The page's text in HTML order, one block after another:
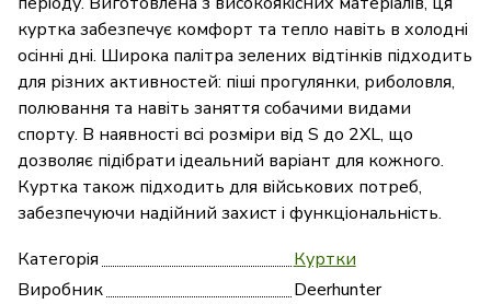
куртка забезпечує комфорт та тепло навіть в холодні
осінні дні. Широка палітра зелених відтінків підходить
для різних активностей: піші прогулянки, риболовля,
полювання та навіть заняття собачими видами
спорту. В наявності всі розміри від S до 2XL, що
дозволяє підібрати ідеальний варіант для кожного.
Куртка також підходить для військових потреб,
забезпечуючи надійний захист і функціональність.
Категорія
Куртки
Виробник
Deerhunter